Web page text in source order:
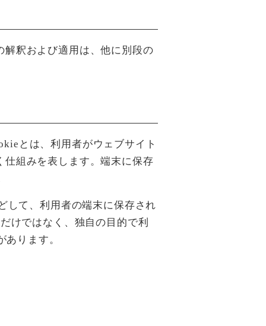
釈および適用は、他に別段の
とは、利用者がウェブサイト
仕組みを表します。端末に保存
して、利用者の端末に保存され
けではなく、独自の目的で利
ります。